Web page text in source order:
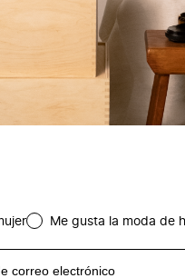
Me gusta la moda de